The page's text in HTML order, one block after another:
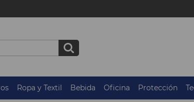
Ropa y Textil Bebida Oficina Protección